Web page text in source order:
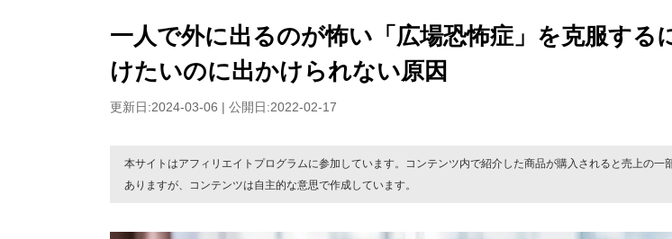
一人で外に出るのが怖い「広場恐怖症」を克服する
けたいのに出かけられない原因
更新日:2024-03-06 | 公開日:2022-02-17
本サイトはアフィリエイトプログラムに参加しています。コンテンツ内で紹介した商品が購入されると売上の一
ありますが、コンテンツは自主的な意思で作成しています。